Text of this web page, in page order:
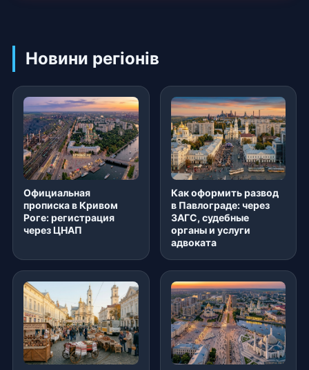
Новини регіонів
Официальная
прописка в Кривом
Роге: регистрация
через ЦНАП
Как оформить развод
в Павлограде: через
ЗАГС, судебные
органы и услуги
адвоката